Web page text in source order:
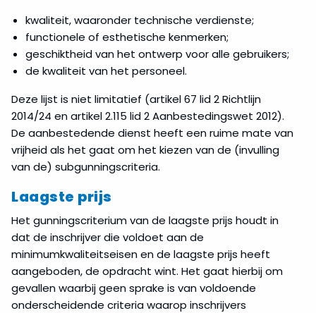
kwaliteit, waaronder technische verdienste;
functionele of esthetische kenmerken;
geschiktheid van het ontwerp voor alle gebruikers;
de kwaliteit van het personeel.
Deze lijst is niet limitatief (artikel 67 lid 2 Richtlijn
2014/24 en artikel 2.115 lid 2 Aanbestedingswet 2012).
De aanbestedende dienst heeft een ruime mate van
vrijheid als het gaat om het kiezen van de (invulling
van de) subgunningscriteria.
Laagste prijs
Het gunningscriterium van de laagste prijs houdt in
dat de inschrijver die voldoet aan de
minimumkwaliteitseisen en de laagste prijs heeft
aangeboden, de opdracht wint. Het gaat hierbij om
gevallen waarbij geen sprake is van voldoende
onderscheidende criteria waarop inschrijvers